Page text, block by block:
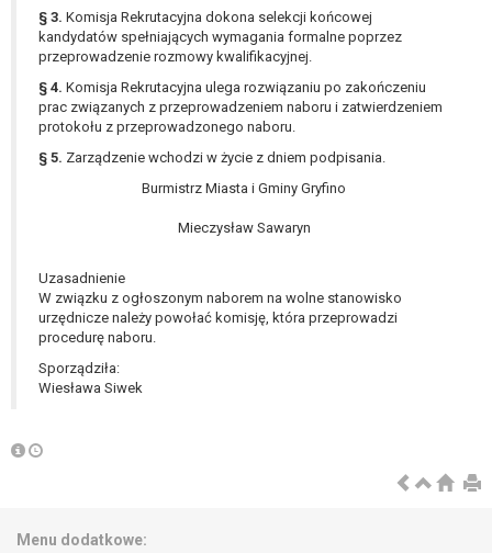
§ 3. Komisja Rekrutacyjna dokona selekcji końcowej
kandydatów spełniających wymagania formalne poprzez
przeprowadzenie rozmowy kwalifikacyjnej.
§ 4. Komisja Rekrutacyjna ulega rozwiązaniu po zakończeniu
prac związanych z przeprowadzeniem naboru i zatwierdzeniem
protokołu z przeprowadzonego naboru.
§ 5. Zarządzenie wchodzi w życie z dniem podpisania.
Burmistrz Miasta i Gminy Gryfino
Mieczysław Sawaryn
Uzasadnienie
W związku z ogłoszonym naborem na wolne stanowisko
urzędnicze należy powołać komisję, która przeprowadzi
procedurę naboru.
Sporządziła:
Wiesława Siwek
Menu dodatkowe:
W przypadku gdy przetwarzanie danych
osobowych odbywa się na podstawie zgody osoby
na przetwarzanie danych osobowych (art. 6 ust. 1
lit a RODO), przysługuje Pani/Panu prawo do
cofnięcia tej zgody w dowolnym momencie.
Cofnięcie to nie ma wpływu na zgodność
przetwarzania, którego dokonano na podstawie
organu nadzorczego na niezgodne z prawem
przez administratora.
Organem właściwym do wniesienia skargi jest
Prezes Urzędu Ochrony Danych Osobowych.
W zależności od sfery, w której przetwarzane są
dane osobowe, podanie danych osobowych jest
dobrowolne albo jest wymogiem ustawowym lub